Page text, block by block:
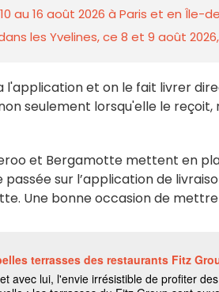
au 16 août 2026 à Paris et en Île-
les Yvelines, ce 8 et 9 août
l'application et on le fait livrer
seulement lorsqu'elle le
et Bergamotte mettent en
sur l’application de
Une bonne occasion de